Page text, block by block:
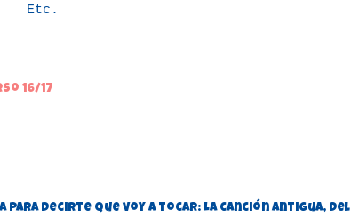
Etc.
16/17
para decirte que voy a tocar: La canción antigua, del